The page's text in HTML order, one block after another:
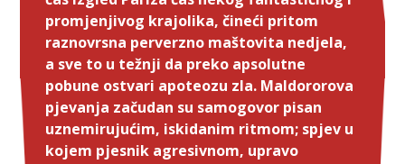
promjenjivog krajolika, čineći pritom
raznovrsna perverzno maštovita nedjela,
a sve to u težnji da preko apsolutne
pobune ostvari apoteozu zla. Maldororova
pjevanja začudan su samogovor pisan
uznemirujućim, iskidanim ritmom; spjev u
kojem pjesnik agresivnom, upravo